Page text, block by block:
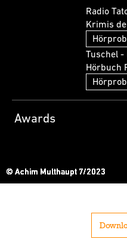
Radio
Krimis
Tuschel -
Hörbuch
Awards
© Achim Multhaupt 7/2023
© Achim Multhaupt 7/2023
© Achim Multhaupt
© Achim Multhaupt
© Achim Multhaupt 7/2023
© Achim Multhaupt 7/2023
© Achim Multhaupt 7/2023
© Achim Multhaupt 7/2023
© Achim Multhaupt 7/2023
© Achim Multhaupt 7/2023